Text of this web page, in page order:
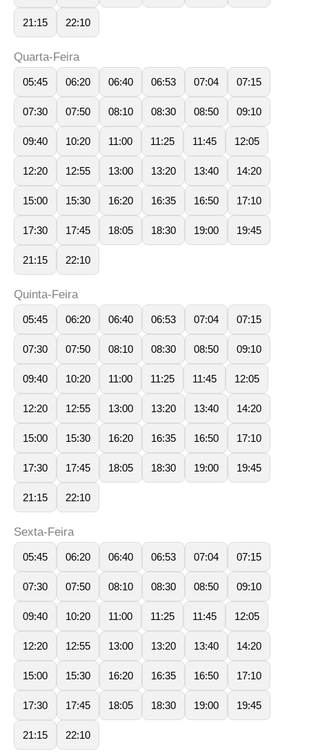
21:15 22:10
Quarta-Feira
05:45 06:20 06:40 06:53 07:04 07:15
07:30 07:50 08:10 08:30 08:50 09:10
09:40 10:20 11:00 11:25 11:45 12:05
12:20 12:55 13:00 13:20 13:40 14:20
15:00 15:30 16:20 16:35 16:50 17:10
17:30 17:45 18:05 18:30 19:00 19:45
21:15 22:10
Quinta-Feira
05:45 06:20 06:40 06:53 07:04 07:15
07:30 07:50 08:10 08:30 08:50 09:10
09:40 10:20 11:00 11:25 11:45 12:05
12:20 12:55 13:00 13:20 13:40 14:20
15:00 15:30 16:20 16:35 16:50 17:10
17:30 17:45 18:05 18:30 19:00 19:45
21:15 22:10
Sexta-Feira
05:45 06:20 06:40 06:53 07:04 07:15
07:30 07:50 08:10 08:30 08:50 09:10
09:40 10:20 11:00 11:25 11:45 12:05
12:20 12:55 13:00 13:20 13:40 14:20
15:00 15:30 16:20 16:35 16:50 17:10
17:30 17:45 18:05 18:30 19:00 19:45
21:15 22:10